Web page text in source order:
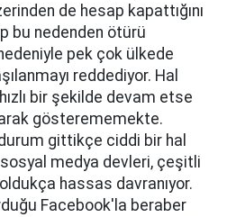
de hesap kapattığını
bu nedenden ötürü
nedeniyle pek çok ülkede
reddediyor. Hal
bir şekilde devam etse
gösterememekte.
gittikçe ciddi bir hal
medya devleri, çeşitli
hassas davranıyor.
Facebook'la beraber